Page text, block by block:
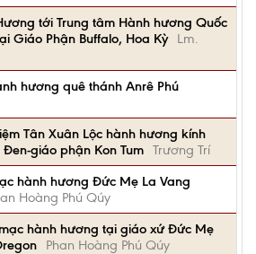
tới Trung tâm Hành hương Quốc
Giáo Phận Buffalo, Hoa Kỳ
Lm.
hương quê thánh Anrê Phú
Tân Xuân Lộc hành hương kính
giáo phận Kon Tum Trương Trí
hành hương Đức Mẹ La Vang
Hoàng Phú Qúy
hành hương tại giáo xứ Đức Mẹ
Phan Hoàng Phú Qúy